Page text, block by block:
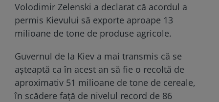
Volodimir Zelenski a declarat că acordul a
permis Kievului să exporte aproape 13
milioane de tone de produse agricole.
Guvernul de la Kiev a mai transmis că se
așteaptă ca în acest an să fie o recoltă de
aproximativ 51 milioane de tone de cereale,
în scădere faţă de nivelul record de 86